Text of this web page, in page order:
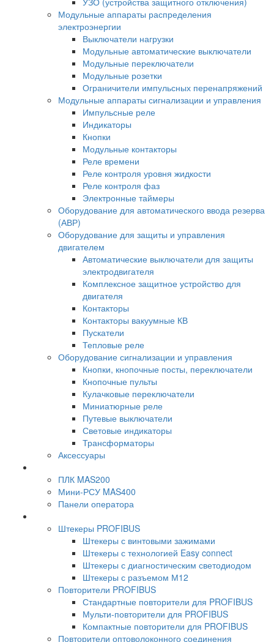
Модульные аппараты распределения
электроэнергии
Выключатели нагрузки
Модульные автоматические выключатели
Модульные переключатели
Модульные розетки
Ограничители импульсных перенапряжений
Модульные аппараты сигнализации и управления
Импульсные реле
Индикаторы
Кнопки
Модульные контакторы
Реле времени
Реле контроля уровня жидкости
Реле контроля фаз
Электронные таймеры
Оборудование для автоматического ввода резерва
(АВР)
Оборудование для защиты и управления
двигателем
Автоматические выключатели для защиты
электродвигателя
Комплексное защитное устройство для
двигателя
Контакторы
Контакторы вакуумные КВ
Пускатели
Тепловые реле
Оборудование сигнализации и управления
Кнопки, кнопочные посты, переключатели
Кнопочные пульты
Кулачковые переключатели
Миниатюрные реле
Путевые выключатели
Световые индикаторы
Трансформаторы
Аксессуары
ПЛК MAS200
Мини-РСУ MAS400
Панели оператора
Штекеры PROFIBUS
Штекеры с винтовыми зажимами
Штекеры с технологией Easy connect
Штекеры с диагностическим светодиодом
Штекеры с разъемом М12
Повторители PROFIBUS
Стандартные повторители для PROFIBUS
Мульти-повторители для PROFIBUS
Компактные повторители для PROFIBUS
Повторители оптоволоконного соединения